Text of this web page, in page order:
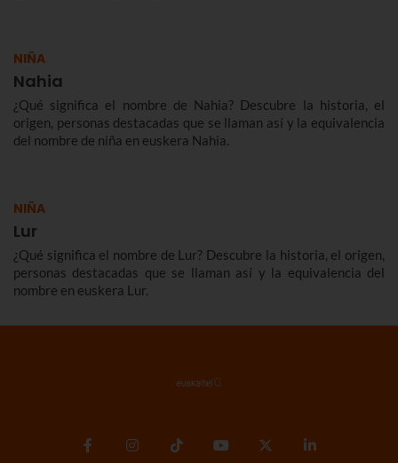
NIÑA
Nahia
¿Qué significa el nombre de Nahia? Descubre la historia, el
origen, personas destacadas que se llaman así y la equivalencia
del nombre de niña en euskera Nahia.
NIÑA
Lur
¿Qué significa el nombre de Lur? Descubre la historia, el origen,
personas destacadas que se llaman así y la equivalencia del
nombre en euskera Lur.